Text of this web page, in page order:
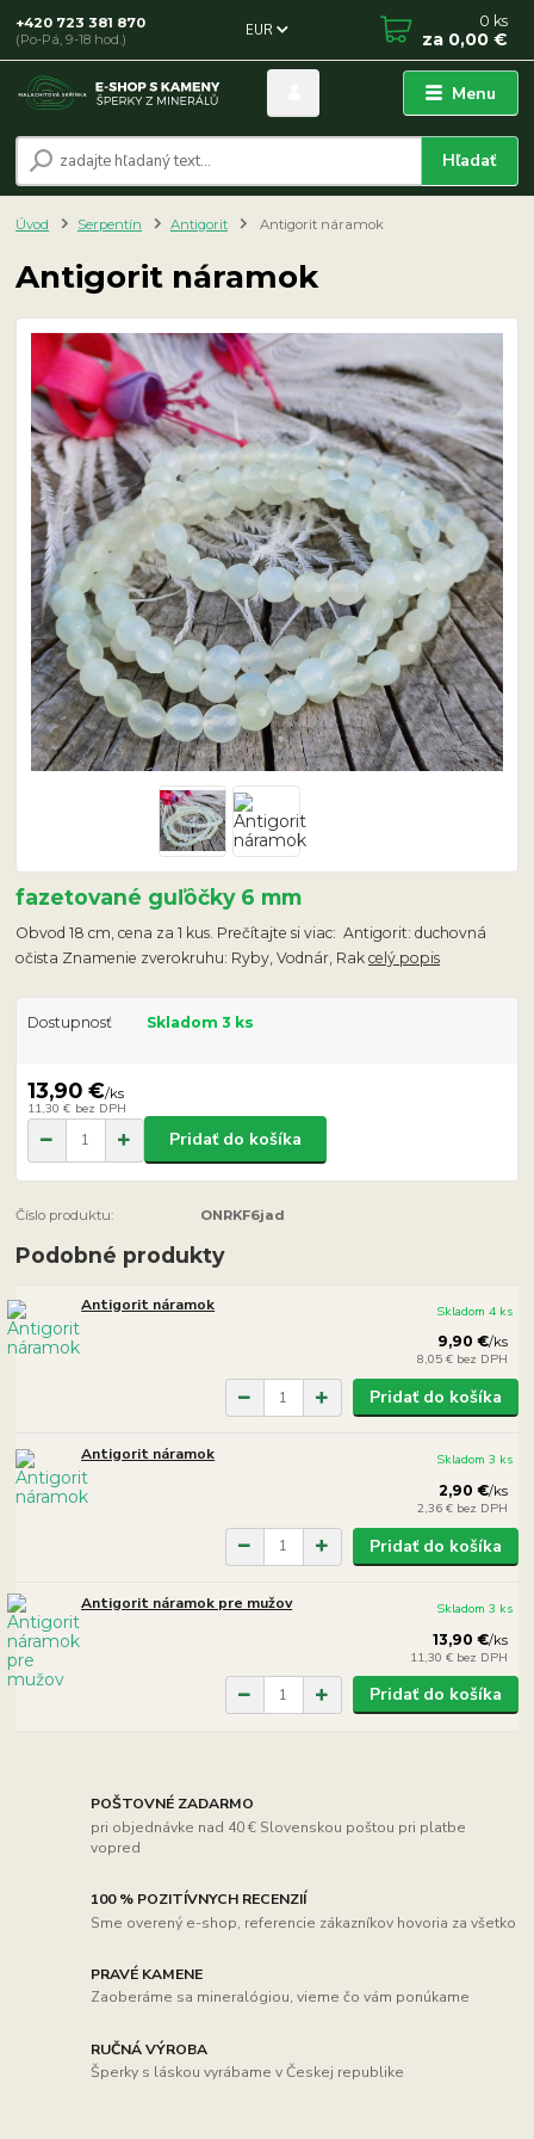
Menu
EUR
Hľadať
+420 723 381 870
(Po-Pá, 9-18 hod.)
0 ks
za 0,00 €
Úvod Serpentín Antigorit Antigorit náramok
Antigorit náramok
fazetované guľôčky 6 mm
Obvod 18 cm, cena za 1 kus. Prečítajte si viac: Antigorit: duchovná
očista Znamenie zverokruhu: Ryby, Vodnár, Rakcelý popis
Dostupnosť Skladom 3 ks
13,90 €/ks
11,30 € bez DPH
Pridať do košíka
Číslo produktu: ONRKF6jad
Podobné produkty
Antigorit náramok
9,90 €/ks
8,05 € bez DPH
Skladom 4 ks
Pridať do košíka
Antigorit náramok
2,90 €/ks
2,36 € bez DPH
Skladom 3 ks
Pridať do košíka
Antigorit náramok pre mužov
13,90 €/ks
11,30 € bez DPH
Skladom 3 ks
Pridať do košíka
POŠTOVNÉ ZADARMO
pri objednávke nad 40 € Slovenskou poštou pri platbe
vopred
100 % POZITÍVNYCH RECENZIÍ
Sme overený e-shop, referencie zákazníkov hovoria za všetko
PRAVÉ KAMENE
Zaoberáme sa mineralógiou, vieme čo vám ponúkame
RUČNÁ VÝROBA
Šperky s láskou vyrábame v Českej republike